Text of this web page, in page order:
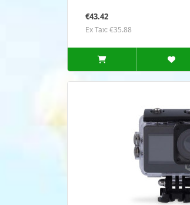
€43.42
Ex Tax: €35.88